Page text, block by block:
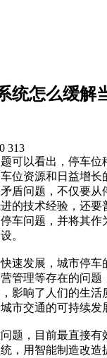
统怎么缓解
313
可以看出，停车位
位资源和日益增长
盾问题，不仅要
的技术经验，还要
车问题，并将其作
。
速发展，城市停车
管理等存在的问题
影响了人们的生活
市交通的可持续发
题，目前最直接有
，用智能制造改造